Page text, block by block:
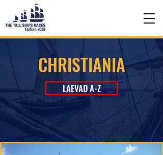
CHRISTIANIA
LAEVAD A-Z